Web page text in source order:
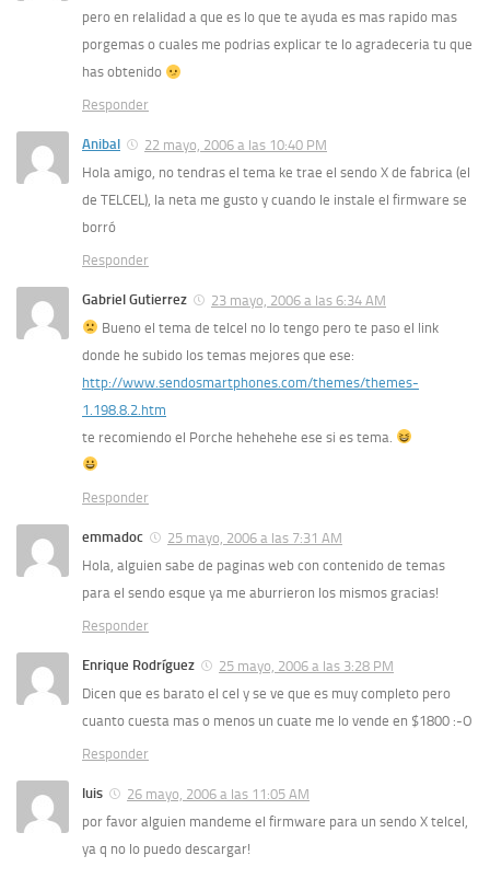
pero en relalidad a que es lo que te ayuda es mas rapido mas
porgemas o cuales me podrias explicar te lo agradeceria tu que
has obtenido
Responder
Anibal
22 mayo, 2006 a las 10:40 PM
Hola amigo, no tendras el tema ke trae el sendo X de fabrica (el
de TELCEL), la neta me gusto y cuando le instale el firmware se
borró
Responder
Gabriel Gutierrez
23 mayo, 2006 a las 6:34 AM
Bueno el tema de telcel no lo tengo pero te paso el link
donde he subido los temas mejores que ese:
http://www.sendosmartphones.com/themes/themes-
1.198.8.2.htm
te recomiendo el Porche hehehehe ese si es tema.
Responder
emmadoc
25 mayo, 2006 a las 7:31 AM
Hola, alguien sabe de paginas web con contenido de temas
para el sendo esque ya me aburrieron los mismos gracias!
Responder
Enrique Rodríguez
25 mayo, 2006 a las 3:28 PM
Dicen que es barato el cel y se ve que es muy completo pero
cuanto cuesta mas o menos un cuate me lo vende en $1800 :-O
Responder
luis
26 mayo, 2006 a las 11:05 AM
por favor alguien mandeme el firmware para un sendo X telcel,
ya q no lo puedo descargar!